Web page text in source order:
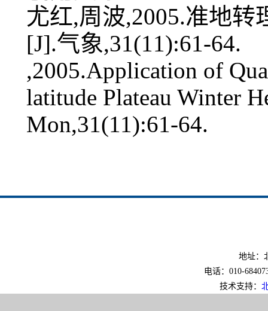
尤红,周波,2005.准地
[J].气象,31(11):61-64.
,2005.Application of
latitude Plateau Winter
Mon,31(11):61-64.
地址：
电话：010-
技术支持：